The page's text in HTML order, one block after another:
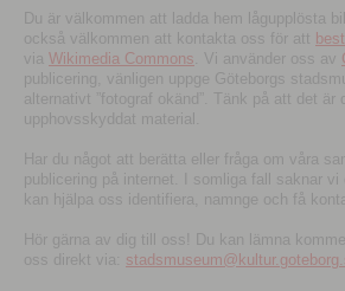
Du är välkommen att ladda hem lågupplösta
också välkommen att kontakta oss för att
via Wikimedia Commons . Vi använder oss av
publicering, vänligen uppge Göteborgs
alternativt ”fotograf okänd”. Tänk på att det
upphovsskyddat material.
Har du något att berätta eller fråga om våra
publicering på internet. I somliga fall saknar
kan hjälpa oss identifiera, namnge och få
Hör gärna av dig till oss! Du kan lämna
oss direkt via: